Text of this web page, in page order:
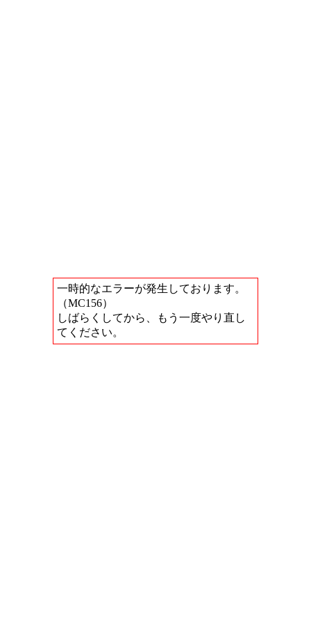
一時的なエラーが発生しております。
（MC156）
しばらくしてから、もう一度やり直し
てください。